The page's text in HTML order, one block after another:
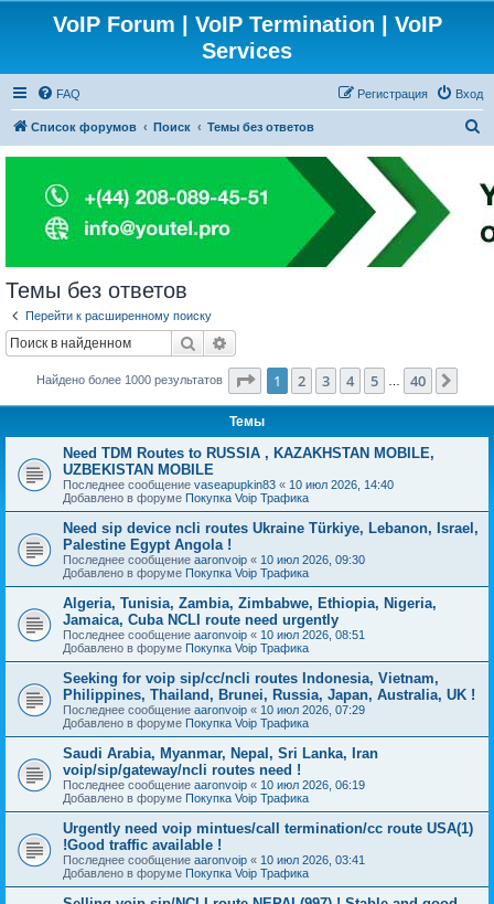
VoIP Forum | VoIP Termination | VoIP
Services
FAQ Вход
Регистрация
Список форумов Поиск Темы без ответов
с
к
Темы без ответов
Перейти к расширенному поиску
Поиск
Найдено более 1000 результатов Страница из 40
1 2 3 4 5 40
Темы
Need TDM Routes to RUSSIA , KAZAKHSTAN MOBILE,
UZBEKISTAN MOBILE
Последнее сообщение vaseapupkin83 « 10 июл 2026, 14:40
Добавлено в форуме Покупка Voip Трафика
Need sip device ncli routes Ukraine Türkiye, Lebanon, Israel,
Palestine Egypt Angola !
Последнее сообщение aaronvoip « 10 июл 2026, 09:30
Добавлено в форуме Покупка Voip Трафика
Algeria, Tunisia, Zambia, Zimbabwe, Ethiopia, Nigeria,
Jamaica, Cuba NCLI route need urgently
Последнее сообщение aaronvoip « 10 июл 2026, 08:51
Добавлено в форуме Покупка Voip Трафика
Seeking for voip sip/cc/ncli routes Indonesia, Vietnam,
Philippines, Thailand, Brunei, Russia, Japan, Australia, UK !
Последнее сообщение aaronvoip « 10 июл 2026, 07:29
Добавлено в форуме Покупка Voip Трафика
Saudi Arabia, Myanmar, Nepal, Sri Lanka, Iran
voip/sip/gateway/ncli routes need !
Последнее сообщение aaronvoip « 10 июл 2026, 06:19
Добавлено в форуме Покупка Voip Трафика
Urgently need voip mintues/call termination/cc route USA(1)
!Good traffic available !
Последнее сообщение aaronvoip « 10 июл 2026, 03:41
Добавлено в форуме Покупка Voip Трафика